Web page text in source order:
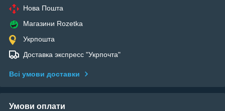
Нова Пошта
Магазини Rozetka
Укрпошта
Доставка экспресс "Укрпочта"
Всі умови доставки
Умови оплати